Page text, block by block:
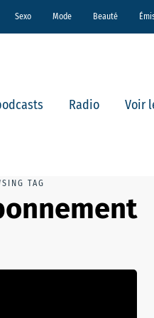
Sexo Mode Beauté
Radio Voir
TAG